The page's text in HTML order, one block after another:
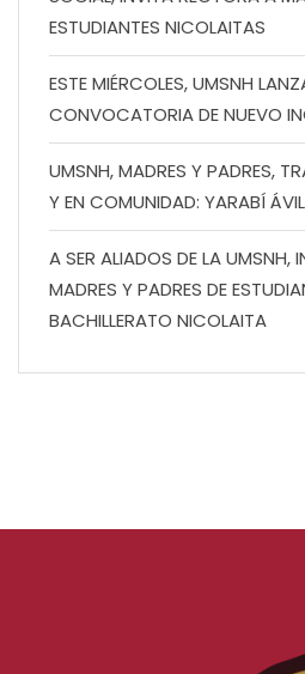
ESTUDIANTES NICOLAITAS
ESTE MIÉRCOLES, UMSNH
CONVOCATORIA DE NUEVO
UMSNH, MADRES Y PADRES,
Y EN COMUNIDAD: YARABÍ
A SER ALIADOS DE LA UMSNH,
MADRES Y PADRES DE
BACHILLERATO NICOLAITA